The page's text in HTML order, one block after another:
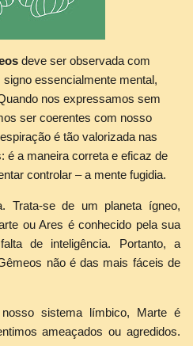
deve ser observada com
essencialmente mental,
nos expressamos sem
ser coerentes com nosso
é tão valorizada nas
é a maneira correta e eficaz de
controlar – a mente fugidia.
Trata-se de um planeta ígneo,
ou Ares é conhecido pela sua
de inteligência. Portanto, a
não é das mais fáceis de
sistema límbico, Marte é
ameaçados ou agredidos.